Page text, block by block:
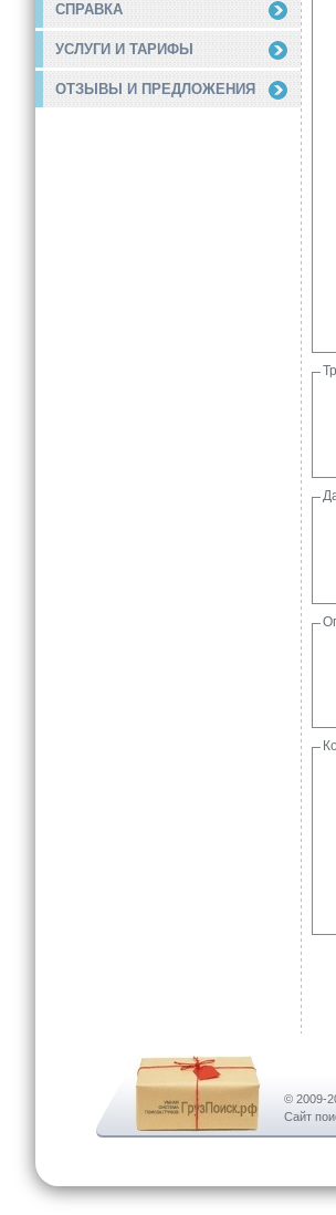
СПРАВКА
УСЛУГИ И ТАРИФЫ
ОТЗЫВЫ И ПРЕДЛОЖЕНИЯ
© 2009-
Сайт